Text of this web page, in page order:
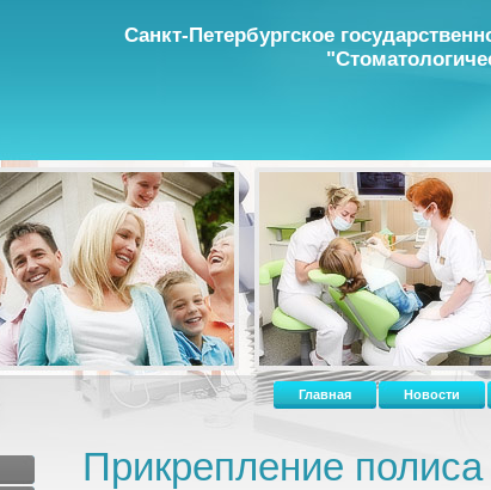
Санкт-Петербургское
Главная Новости
Прикрепление